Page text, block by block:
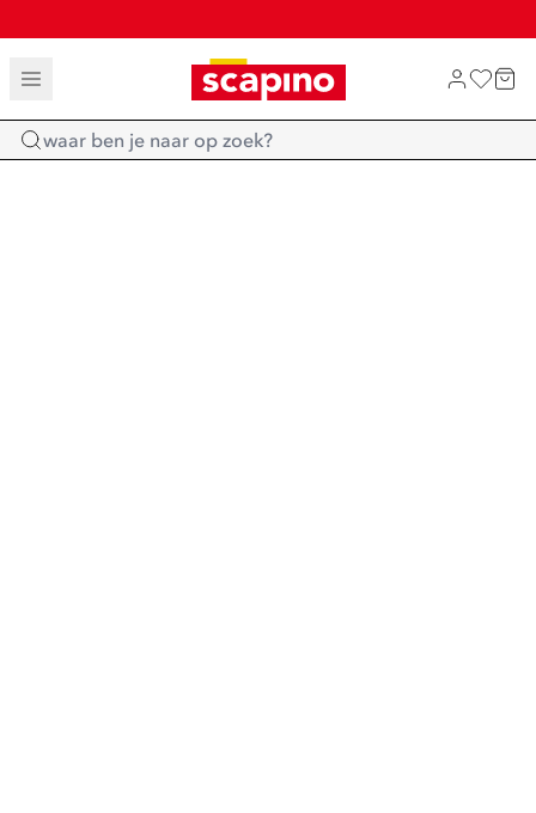
TOT 70% KORTING OP SALE
SALE: LAATSTE KANS!
SHOP NIEUW
Home